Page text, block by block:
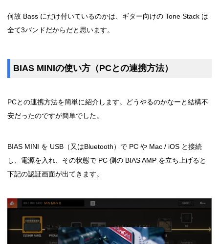
何故 Bass にだけ付いているのかは、ギター向けの Tone Stack は
全て3バンドだからだと思います。
BIAS MINIの使い方（PCとの連携方法）
PCとの連携方法を簡単に紹介します。どうやるのかなーと結構不
安だったのですが簡単でした。
BIAS MINI を USB（又はBluetooth）で PC や Mac / iOS と接続
し、電源を入れ、その状態で PC 側の BIAS AMP を立ち上げると
下記の認証画面が出てきます。